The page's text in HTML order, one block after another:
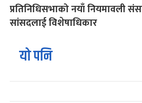
प्रतिनिधिसभाको नयाँ नियमावली
सांसदलाई विशेषाधिकार
यो पनि